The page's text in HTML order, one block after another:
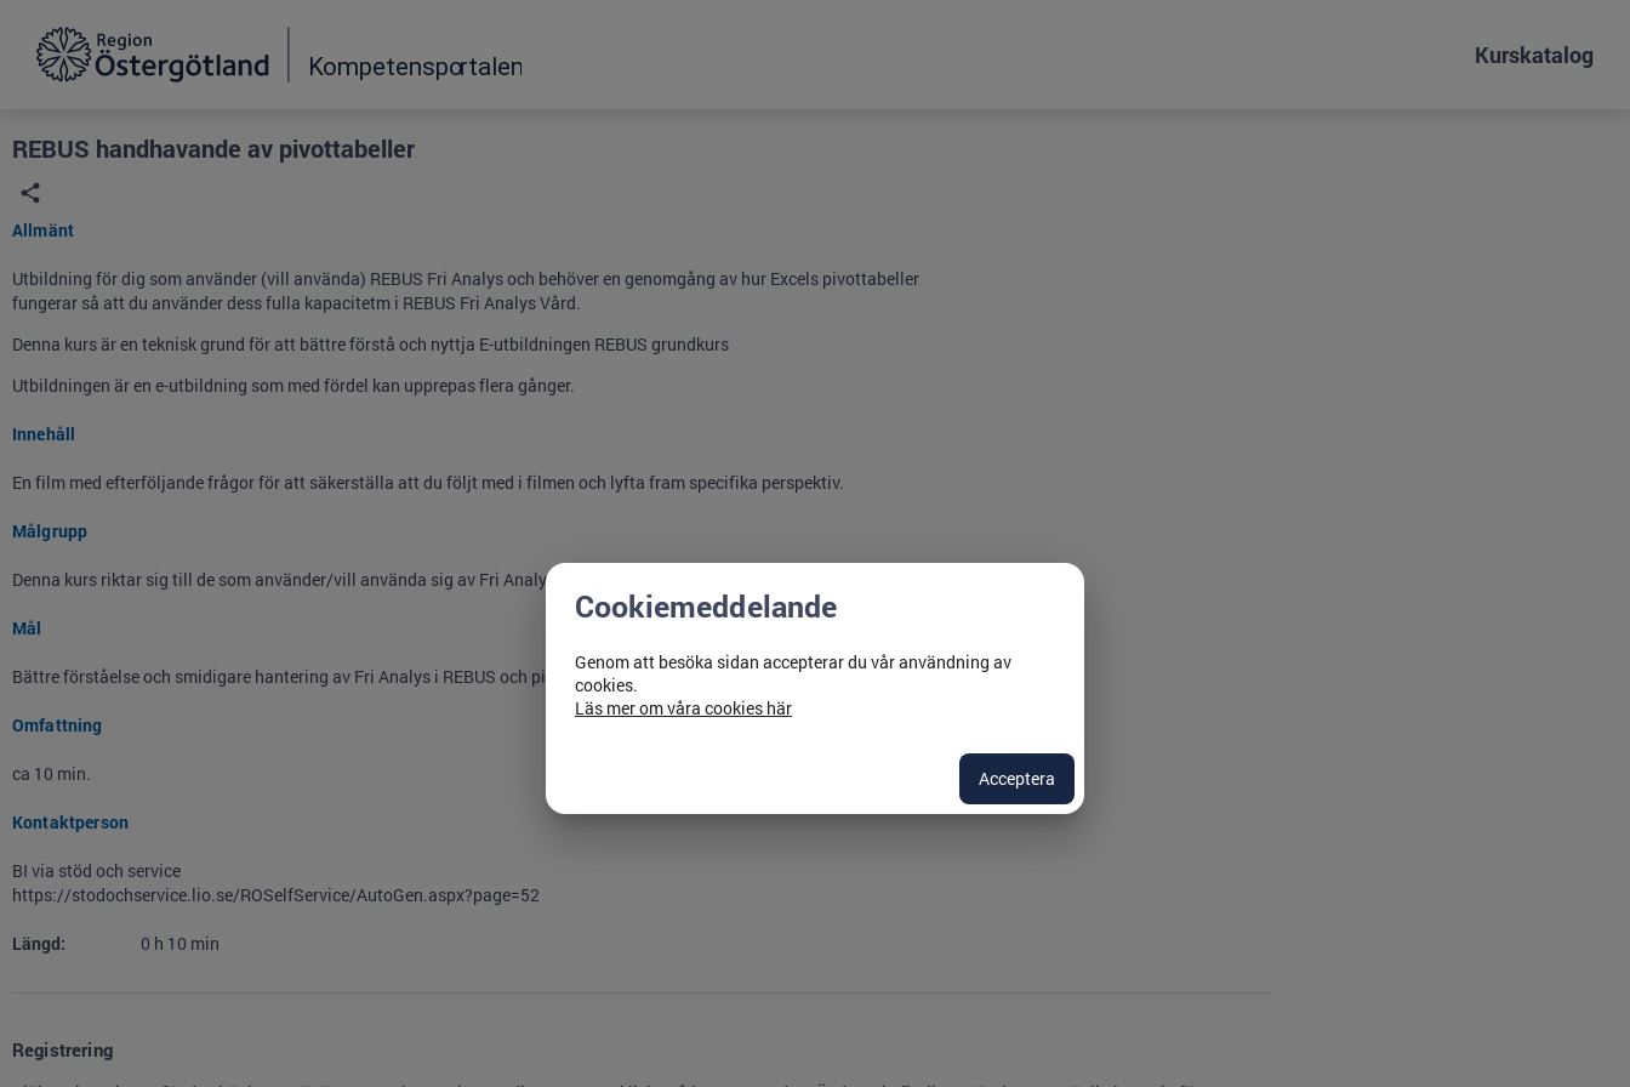
Grade
Portal
Kurskatalog
REBUS handhavande av pivottabeller
Allmänt
Utbildning för dig som använder (vill använda) REBUS Fri Analys och behöver en genomgång av hur Excels pivottabeller
fungerar så att du använder dess fulla kapacitetm i REBUS Fri Analys Vård.
Denna kurs är en teknisk grund för att bättre förstå och nyttja E-utbildningen REBUS grundkurs
Utbildningen är en e-utbildning som med fördel kan upprepas flera gånger.
Innehåll
En film med efterföljande frågor för att säkerställa att du följt med i filmen och lyfta fram specifika perspektiv.
Målgrupp
Denna kurs riktar sig till de som använder/vill använda sig av Fri Analys i REBUS eller pivottabeller generellt i Excel.
Mål
Bättre förståelse och smidigare hantering av Fri Analys i REBUS och pivottabeller generellt i Excel.
Omfattning
ca 10 min.
Kontaktperson
BI via stöd och service
https://stodochservice.lio.se/ROSelfService/AutoGen.aspx?page=52
Längd: 0 h 10 min
Registrering
Cookiemeddelande
Genom att besöka sidan accepterar du vår användning av
cookies.
Läs mer om våra cookies här
Acceptera